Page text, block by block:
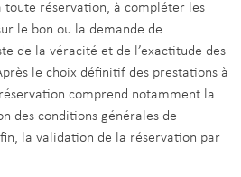
toute réservation, à compléter les
le bon ou la demande de
de la véracité et de l’exactitude des
le choix définitif des prestations à
comprend notamment la
des conditions générales de
la validation de la réservation par